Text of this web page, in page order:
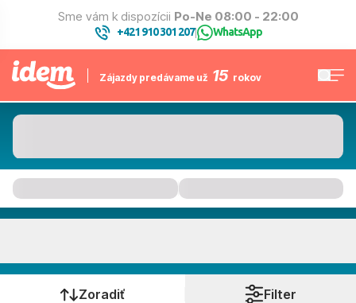
Sme vám k dispozícii Po-Ne 08:00 - 22:00
+421 910 301 207| WhatsApp
Zájazdy predávame už 15 rokov
Kedy cestujete?
Zoradiť Filter